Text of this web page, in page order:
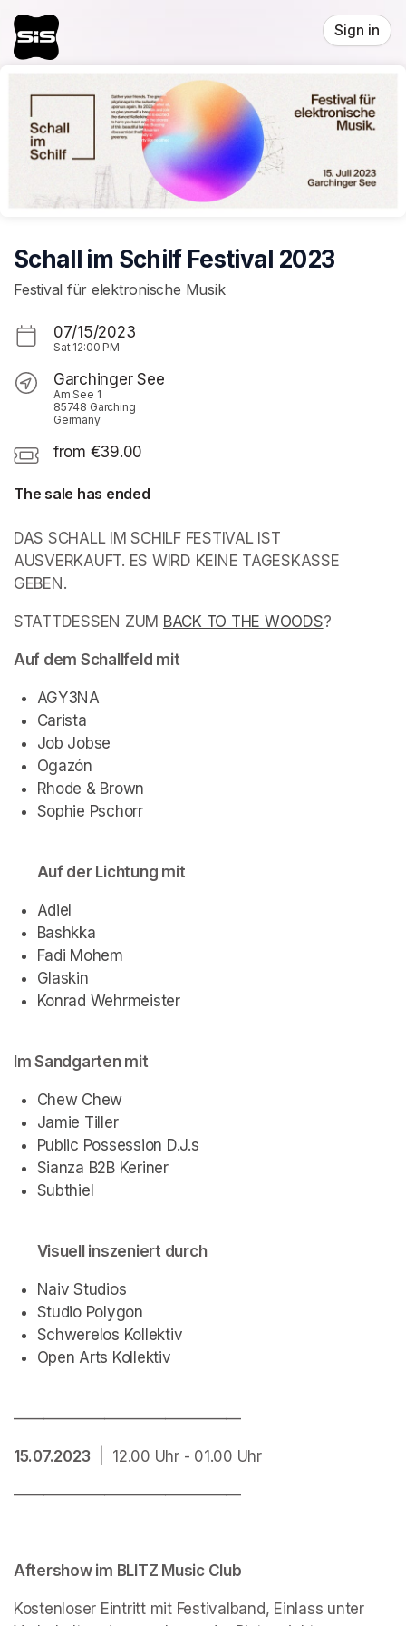
Skip header
Sign in
Schall im Schilf Festival 2023
Festival für elektronische Musik
07/15/2023
Sat 12:00 PM
Garchinger See
Am See 1
85748 Garching
Germany
from €39.00
The sale has ended
DAS SCHALL IM SCHILF FESTIVAL IST
AUSVERKAUFT. ES WIRD KEINE TAGESKASSE
GEBEN.
(opens in a new tab)
STATTDESSEN ZUM BACK TO THE WOODS(opens in
?
Auf dem Schallfeld mit
AGY3NA
Carista
Job Jobse
Ogazón
Rhode & Brown
Sophie Pschorr
Auf der Lichtung mit
Adiel
Bashkka
Fadi Mohem
Glaskin
Konrad Wehrmeister
Im Sandgarten mit
Chew Chew
Jamie Tiller
Public Possession D.J.s
Sianza B2B Keriner
Subthiel
Visuell inszeniert durch
Naiv Studios
Studio Polygon
Schwerelos Kollektiv
Open Arts Kollektiv
———————————————
15.07.2023
  |  12.00 Uhr - 01.00 Uhr
———————————————
Aftershow im BLITZ Music Club
Kostenloser Eintritt mit Festivalband, Einlass unter